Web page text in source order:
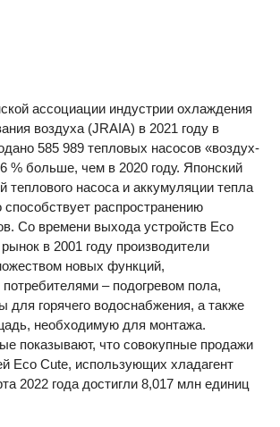
ассоциации индустрии охлаждения
воздуха (JRAIA) в 2021 году в
585 989 тепловых насосов «воздух-
% больше, чем в 2020 году. Японский
теплового насоса и аккумуляции тепла
способствует распространению
Со времени выхода устройств Eco
в 2001 году производители
новых функций,
– подогревом пола,
для горячего водоснабжения, а также
необходимую для монтажа.
показывают, что совокупные продажи
Eco Cute, использующих хладагент
2022 года достигли 8,017 млн единиц